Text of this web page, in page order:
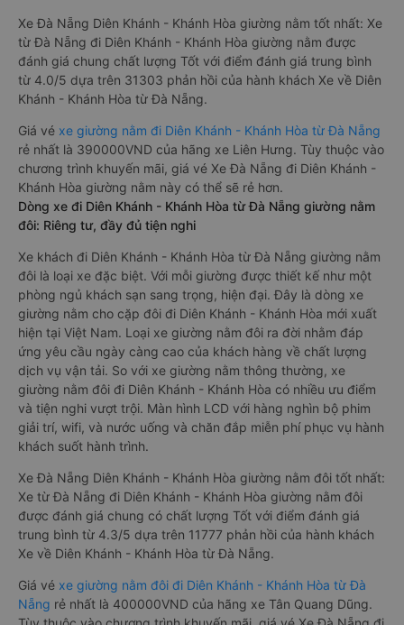
Xe Đà Nẵng Diên Khánh - Khánh Hòa giường nằm tốt nhất: Xe
từ Đà Nẵng đi Diên Khánh - Khánh Hòa giường nằm được
đánh giá chung chất lượng Tốt với điểm đánh giá trung bình
từ 4.0/5 dựa trên 31303 phản hồi của hành khách Xe về Diên
Khánh - Khánh Hòa từ Đà Nẵng.
Giá vé xe giường nằm đi Diên Khánh - Khánh Hòa từ Đà Nẵng
rẻ nhất là 390000VND của hãng xe Liên Hưng. Tùy thuộc vào
chương trình khuyến mãi, giá vé Xe Đà Nẵng đi Diên Khánh -
Khánh Hòa giường nằm này có thể sẽ rẻ hơn.
Dòng xe đi Diên Khánh - Khánh Hòa từ Đà Nẵng giường nằm
đôi: Riêng tư, đầy đủ tiện nghi
Xe khách đi Diên Khánh - Khánh Hòa từ Đà Nẵng giường nằm
đôi là loại xe đặc biệt. Với mỗi giường được thiết kế như một
phòng ngủ khách sạn sang trọng, hiện đại. Đây là dòng xe
giường nằm cho cặp đôi đi Diên Khánh - Khánh Hòa mới xuất
hiện tại Việt Nam. Loại xe giường nằm đôi ra đời nhằm đáp
ứng yêu cầu ngày càng cao của khách hàng về chất lượng
dịch vụ vận tải. So với xe giường nằm thông thường, xe
giường nằm đôi đi Diên Khánh - Khánh Hòa có nhiều ưu điểm
và tiện nghi vượt trội. Màn hình LCD với hàng nghìn bộ phim
giải trí, wifi, và nước uống và chăn đắp miễn phí phục vụ hành
khách suốt hành trình.
Xe Đà Nẵng Diên Khánh - Khánh Hòa giường nằm đôi tốt nhất:
Xe từ Đà Nẵng đi Diên Khánh - Khánh Hòa giường nằm đôi
được đánh giá chung có chất lượng Tốt với điểm đánh giá
trung bình từ 4.3/5 dựa trên 11777 phản hồi của hành khách
Xe về Diên Khánh - Khánh Hòa từ Đà Nẵng.
Giá vé xe giường nằm đôi đi Diên Khánh - Khánh Hòa từ Đà
Nẵng rẻ nhất là 400000VND của hãng xe Tân Quang Dũng.